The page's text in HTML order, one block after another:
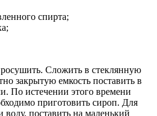
спирта;
Сложить в стеклянную
закрытую емкость поставить в
По истечении этого времени
приготовить сироп. Для
воду, поставить на маленький